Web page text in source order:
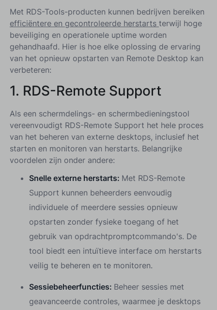
Met RDS-Tools-producten kunnen bedrijven bereiken
efficiëntere en gecontroleerde herstarts terwijl hoge
beveiliging en operationele uptime worden
gehandhaafd. Hier is hoe elke oplossing de ervaring
van het opnieuw opstarten van Remote Desktop kan
verbeteren:
1. RDS-Remote Support
Als een schermdelings- en schermbedieningstool
vereenvoudigt RDS-Remote Support het hele proces
van het beheren van externe desktops, inclusief het
starten en monitoren van herstarts. Belangrijke
voordelen zijn onder andere:
Snelle externe herstarts: Met RDS-Remote
Support kunnen beheerders eenvoudig
individuele of meerdere sessies opnieuw
opstarten zonder fysieke toegang of het
gebruik van opdrachtpromptcommando's. De
tool biedt een intuïtieve interface om herstarts
veilig te beheren en te monitoren.
Sessiebeheerfuncties: Beheer sessies met
geavanceerde controles, waarmee je desktops